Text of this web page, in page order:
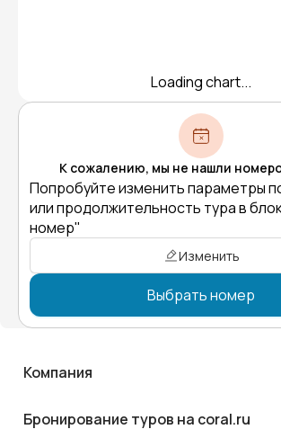
Loading chart...
К сожалению, мы не нашли
Попробуйте изменить параметры
или продолжительность тура в
номер"
Изменить
Выбрать номер
Компания
Бронирование туров на coral.ru